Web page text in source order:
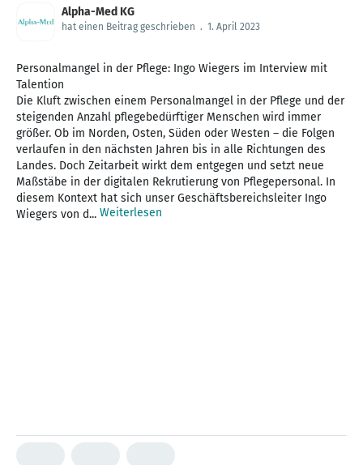
Alpha-Med KG
hat einen Beitrag geschrieben . 1. April 2023
Personalmangel in der Pflege: Ingo Wiegers im Interview mit
Talention
Die Kluft zwischen einem Personalmangel in der Pflege und der
steigenden Anzahl pflegebedürftiger Menschen wird immer
größer. Ob im Norden, Osten, Süden oder Westen – die Folgen
verlaufen in den nächsten Jahren bis in alle Richtungen des
Landes. Doch Zeitarbeit wirkt dem entgegen und setzt neue
Maßstäbe in der digitalen Rekrutierung von Pflegepersonal. In
diesem Kontext hat sich unser Geschäftsbereichsleiter Ingo
Wiegers von d... Weiterlesen